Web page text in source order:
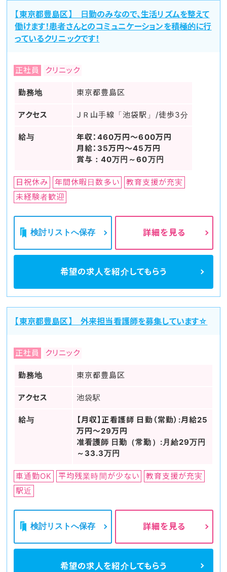
【東京都豊島区】 日勤のみなので、生活リズムを整えて
働けます！患者さんとのコミュニケーションを積極的に行
っているクリニックです！
正社員 クリニック
勤務地 東京都豊島区
アクセス ＪＲ山手線「池袋駅」/徒歩3分
給与
年収：460万円～600万円
月給：35万円～45万円
賞与：40万円～60万円
日祝休み 年間休暇日数多い
教育支援が充実
未経験者歓迎
検討リストへ保存 詳細を見る
希望の求人を紹介してもらう
【東京都豊島区】 外来担当看護師を募集しています☆
正社員 クリニック
勤務地 東京都豊島区
アクセス 池袋駅
給与
【月収】正看護師 日勤（常勤）:月給25
万円～29万円
准看護師 日勤（常勤）:月給29万円
～33.3万円
車通勤OK 平均残業時間が少ない
教育支援が充実
駅近
検討リストへ保存 詳細を見る
希望の求人を紹介してもらう